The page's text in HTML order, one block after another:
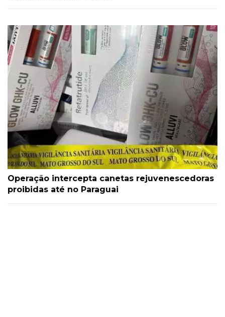
Operação intercepta canetas rejuvenescedoras
proibidas até no Paraguai